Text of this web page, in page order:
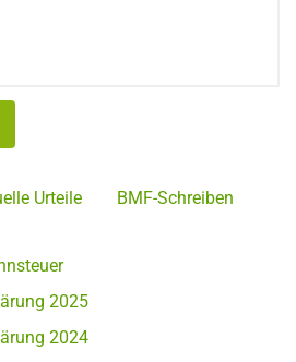
Urteile BMF-Schreiben
2025
2024